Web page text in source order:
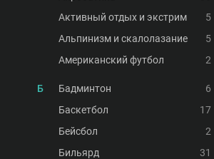
Активный отдых и экстрим
5
Альпинизм и скалолазание
5
Американский футбол
2
Б Бадминтон
6
Баскетбол
17
Бейсбол
2
Бильярд
31